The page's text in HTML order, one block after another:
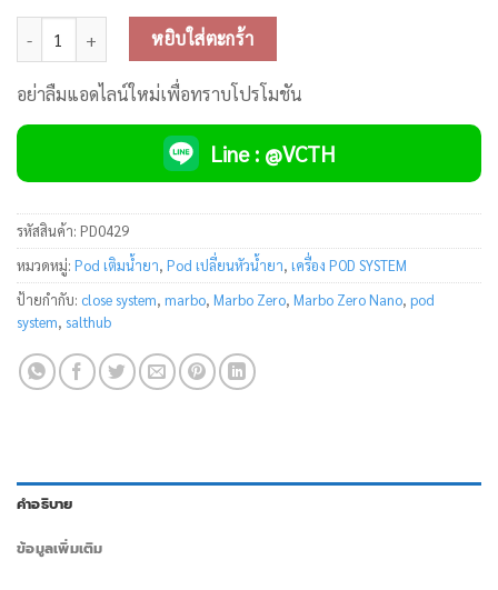
จำนวน Marbo Zero Nano Pod Kit ชิ้น
หยิบใส่ตะกร้า
อย่าลืมแอดไลน์ใหม่เพื่อทราบโปรโมชัน
Line : @VCTH
รหัสสินค้า: PD0429
หมวดหมู่: Pod เติมน้ำยา, Pod เปลี่ยนหัวน้ำยา, เครื่อง POD SYSTEM
ป้ายกำกับ: close system, marbo, Marbo Zero, Marbo Zero Nano, pod
system, salthub
คำอธิบาย
ข้อมูลเพิ่มเติม